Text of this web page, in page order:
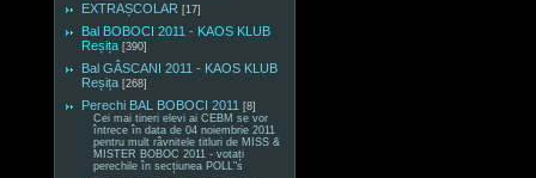
EXTRAȘCOLAR [17]
Bal BOBOCI 2011 - KAOS KLUB
Reșița [390]
Bal GÂSCANI 2011 - KAOS KLUB
Reșița [268]
Perechi BAL BOBOCI 2011 [8]
Cei mai tineri elevi ai CEBM se vor
întrece în data de 04 noiembrie 2011
pentru mult râvnitele titluri de MISS &
MISTER BOBOC 2011 - votați
perechile în secțiunea POLL"s